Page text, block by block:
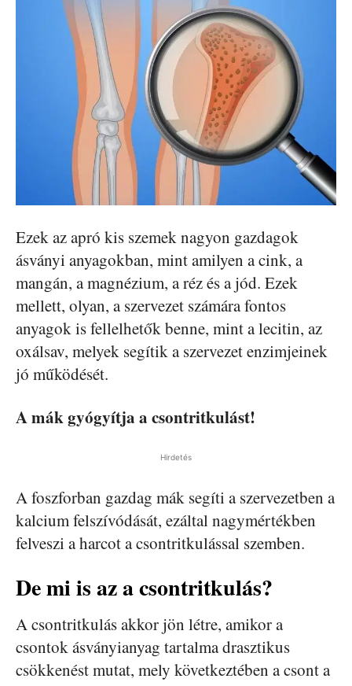
Ezek az apró kis szemek nagyon gazdagok
ásványi anyagokban, mint amilyen a cink, a
mangán, a magnézium, a réz és a jód. Ezek
mellett, olyan, a szervezet számára fontos
anyagok is fellelhetők benne, mint a lecitin, az
oxálsav, melyek segítik a szervezet enzimjeinek
jó működését.
A mák gyógyítja a csontritkulást!
Hirdetés
A foszforban gazdag mák segíti a szervezetben a
kalcium felszívódását, ezáltal nagymértékben
felveszi a harcot a csontritkulással szemben.
De mi is az a csontritkulás?
A csontritkulás akkor jön létre, amikor a
csontok ásványianyag tartalma drasztikus
csökkenést mutat, mely következtében a csont a